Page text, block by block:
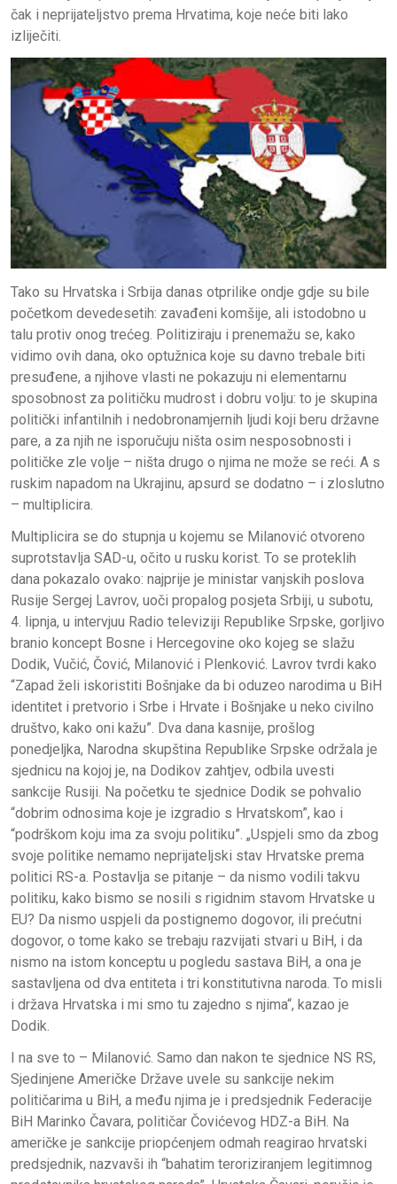
čak i neprijateljstvo prema Hrvatima, koje neće biti lako
izliječiti.
Tako su Hrvatska i Srbija danas otprilike ondje gdje su bile
početkom devedesetih: zavađeni komšije, ali istodobno u
talu protiv onog trećeg. Politiziraju i prenemažu se, kako
vidimo ovih dana, oko optužnica koje su davno trebale biti
presuđene, a njihove vlasti ne pokazuju ni elementarnu
sposobnost za političku mudrost i dobru volju: to je skupina
politički infantilnih i nedobronamjernih ljudi koji beru državne
pare, a za njih ne isporučuju ništa osim nesposobnosti i
političke zle volje – ništa drugo o njima ne može se reći. A s
ruskim napadom na Ukrajinu, apsurd se dodatno – i zloslutno
– multiplicira.
Multiplicira se do stupnja u kojemu se Milanović otvoreno
suprotstavlja SAD-u, očito u rusku korist. To se proteklih
dana pokazalo ovako: najprije je ministar vanjskih poslova
Rusije Sergej Lavrov, uoči propalog posjeta Srbiji, u subotu,
4. lipnja, u intervjuu Radio televiziji Republike Srpske, gorljivo
branio koncept Bosne i Hercegovine oko kojeg se slažu
Dodik, Vučić, Čović, Milanović i Plenković. Lavrov tvrdi kako
“Zapad želi iskoristiti Bošnjake da bi oduzeo narodima u BiH
identitet i pretvorio i Srbe i Hrvate i Bošnjake u neko civilno
društvo, kako oni kažu”. Dva dana kasnije, prošlog
ponedjeljka, Narodna skupština Republike Srpske održala je
sjednicu na kojoj je, na Dodikov zahtjev, odbila uvesti
sankcije Rusiji. Na početku te sjednice Dodik se pohvalio
“dobrim odnosima koje je izgradio s Hrvatskom”, kao i
“podrškom koju ima za svoju politiku”. „Uspjeli smo da zbog
svoje politike nemamo neprijateljski stav Hrvatske prema
politici RS-a. Postavlja se pitanje – da nismo vodili takvu
politiku, kako bismo se nosili s rigidnim stavom Hrvatske u
EU? Da nismo uspjeli da postignemo dogovor, ili prećutni
dogovor, o tome kako se trebaju razvijati stvari u BiH, i da
nismo na istom konceptu u pogledu sastava BiH, a ona je
sastavljena od dva entiteta i tri konstitutivna naroda. To misli
i država Hrvatska i mi smo tu zajedno s njima“, kazao je
Dodik.
I na sve to – Milanović. Samo dan nakon te sjednice NS RS,
Sjedinjene Američke Države uvele su sankcije nekim
političarima u BiH, a među njima je i predsjednik Federacije
BiH Marinko Čavara, političar Čovićevog HDZ-a BiH. Na
američke je sankcije priopćenjem odmah reagirao hrvatski
predsjednik, nazvavši ih “bahatim teroriziranjem legitimnog